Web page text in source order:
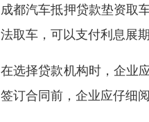
成都汽车抵押贷款垫资取
法取车，可以支付利息展
在选择贷款机构时，企业
签订合同前，企业应仔细